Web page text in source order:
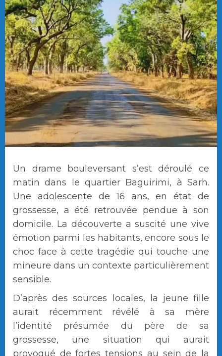
Un drame bouleversant s’est déroulé ce
matin dans le quartier Baguirimi, à Sarh.
Une adolescente de 16 ans, en état de
grossesse, a été retrouvée pendue à son
domicile. La découverte a suscité une vive
émotion parmi les habitants, encore sous le
choc face à cette tragédie qui touche une
mineure dans un contexte particulièrement
sensible.
D’après des sources locales, la jeune fille
aurait récemment révélé à sa mère
l’identité présumée du père de sa
grossesse, une situation qui aurait
provoqué de fortes tensions au sein de la